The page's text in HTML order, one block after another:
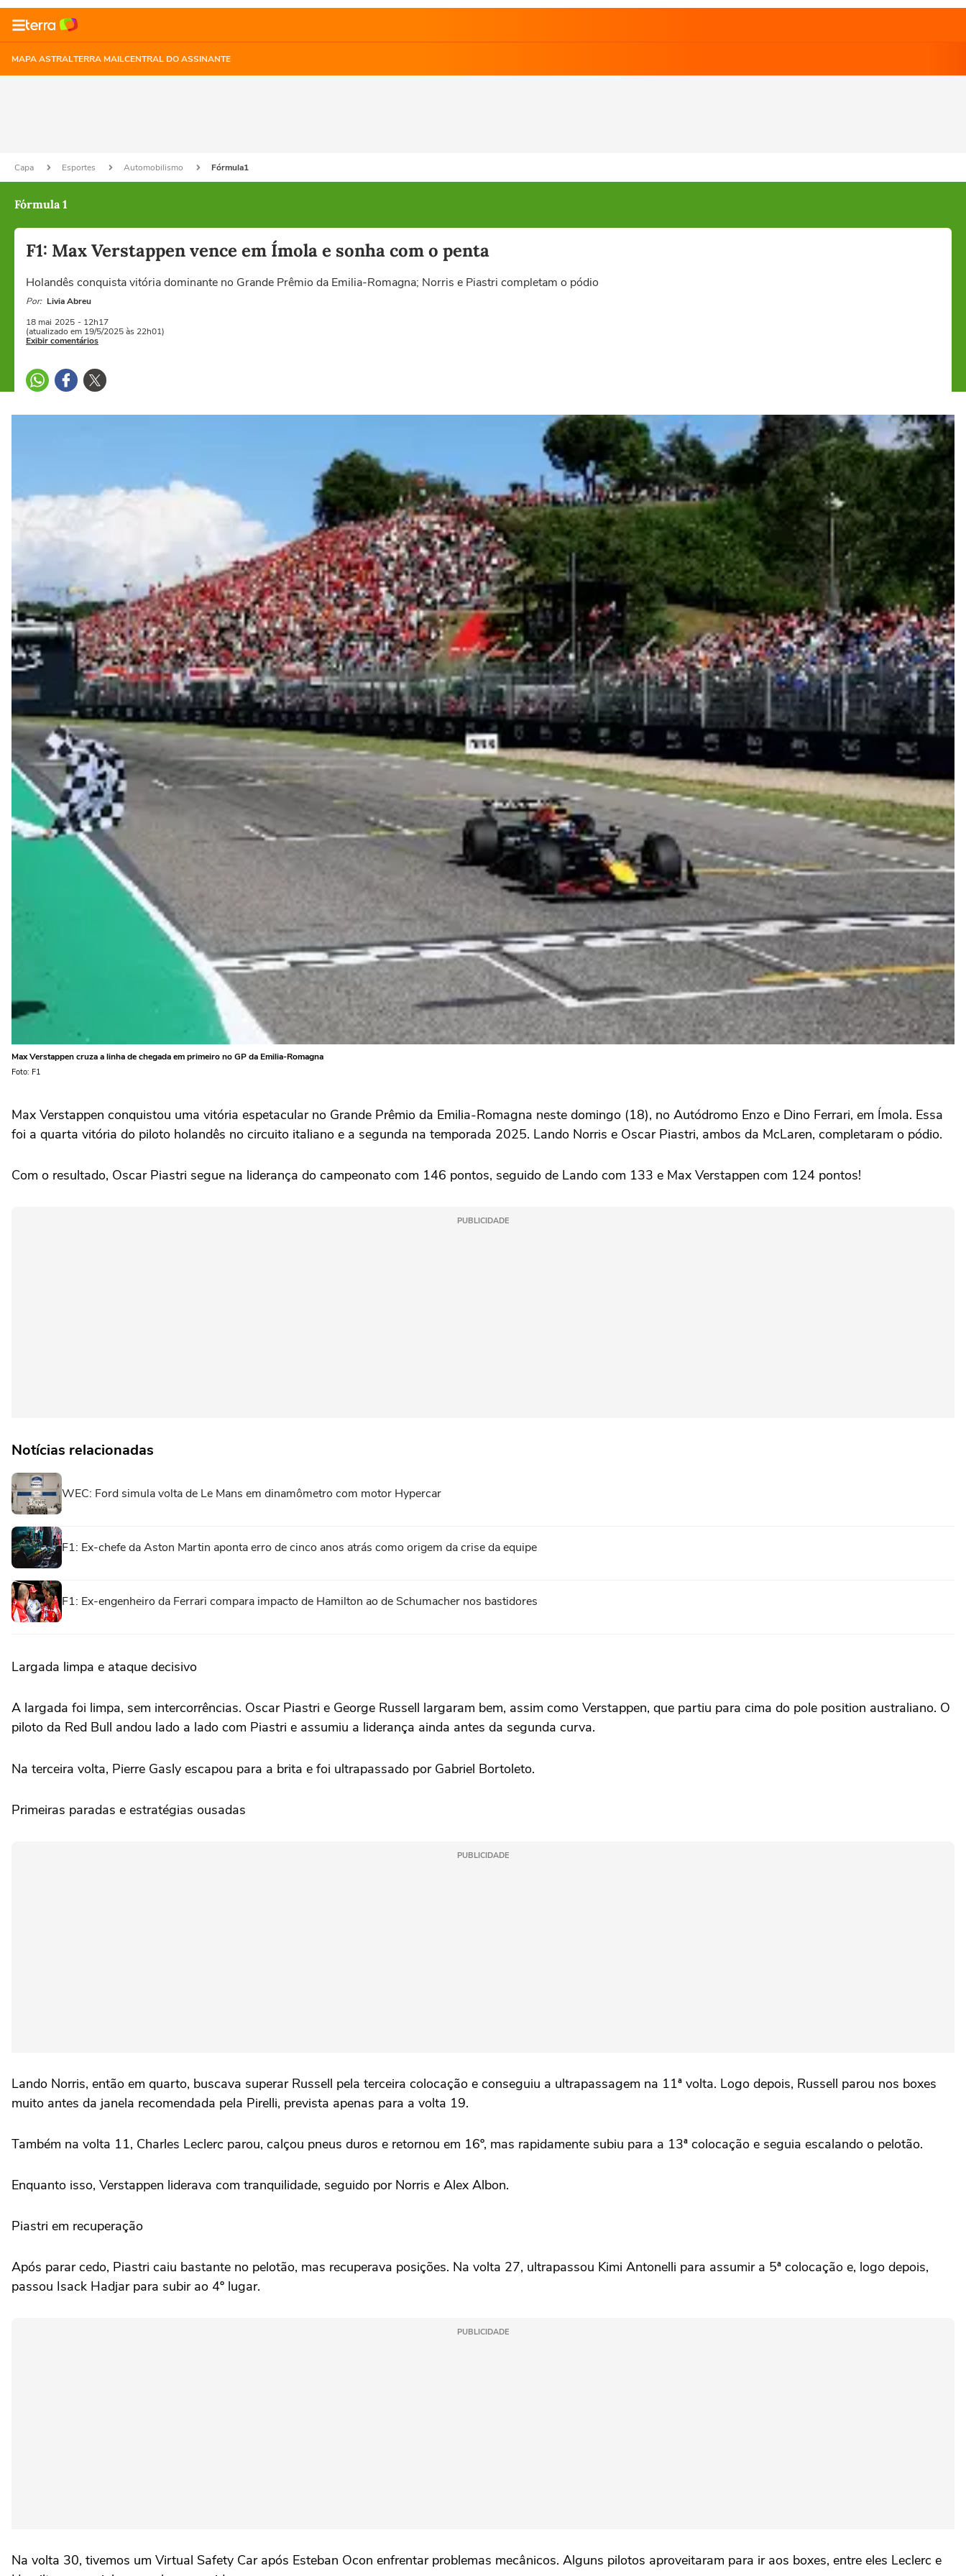
MAPA ASTRALTERRA MAILCENTRAL DO ASSINANTE
Capa Esportes Automobilismo Fórmula1
Fórmula 1
F1: Max Verstappen vence em Ímola e sonha com o penta
Holandês conquista vitória dominante no Grande Prêmio da Emilia-Romagna; Norris e Piastri completam o pódio
Por: Livia Abreu
18 mai 2025 - 12h17
(atualizado em 19/5/2025 às 22h01)
Exibir comentários
Max Verstappen cruza a linha de chegada em primeiro no GP da Emilia-Romagna
Foto: F1
Max Verstappen conquistou uma vitória espetacular no Grande Prêmio da Emilia-Romagna neste domingo (18), no Autódromo Enzo e Dino Ferrari, em Ímola. Essa
foi a quarta vitória do piloto holandês no circuito italiano e a segunda na temporada 2025. Lando Norris e Oscar Piastri, ambos da McLaren, completaram o pódio.
Com o resultado, Oscar Piastri segue na liderança do campeonato com 146 pontos, seguido de Lando com 133 e Max Verstappen com 124 pontos!
PUBLICIDADE
Notícias relacionadas
WEC: Ford simula volta de Le Mans em dinamômetro com motor Hypercar
F1: Ex-chefe da Aston Martin aponta erro de cinco anos atrás como origem da crise da equipe
F1: Ex-engenheiro da Ferrari compara impacto de Hamilton ao de Schumacher nos bastidores
Largada limpa e ataque decisivo
A largada foi limpa, sem intercorrências. Oscar Piastri e George Russell largaram bem, assim como Verstappen, que partiu para cima do pole position australiano. O
piloto da Red Bull andou lado a lado com Piastri e assumiu a liderança ainda antes da segunda curva.
Na terceira volta, Pierre Gasly escapou para a brita e foi ultrapassado por Gabriel Bortoleto.
Primeiras paradas e estratégias ousadas
PUBLICIDADE
Lando Norris, então em quarto, buscava superar Russell pela terceira colocação e conseguiu a ultrapassagem na 11ª volta. Logo depois, Russell parou nos boxes
muito antes da janela recomendada pela Pirelli, prevista apenas para a volta 19.
Também na volta 11, Charles Leclerc parou, calçou pneus duros e retornou em 16º, mas rapidamente subiu para a 13ª colocação e seguia escalando o pelotão.
Enquanto isso, Verstappen liderava com tranquilidade, seguido por Norris e Alex Albon.
Piastri em recuperação
Após parar cedo, Piastri caiu bastante no pelotão, mas recuperava posições. Na volta 27, ultrapassou Kimi Antonelli para assumir a 5ª colocação e, logo depois,
passou Isack Hadjar para subir ao 4º lugar.
PUBLICIDADE
Na volta 30, tivemos um Virtual Safety Car após Esteban Ocon enfrentar problemas mecânicos. Alguns pilotos aproveitaram para ir aos boxes, entre eles Leclerc e